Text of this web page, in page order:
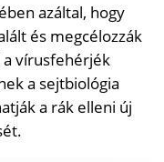
azáltal, hogy
és megcélozzák
a vírusfehérjék
a sejtbiológia
a rák elleni új